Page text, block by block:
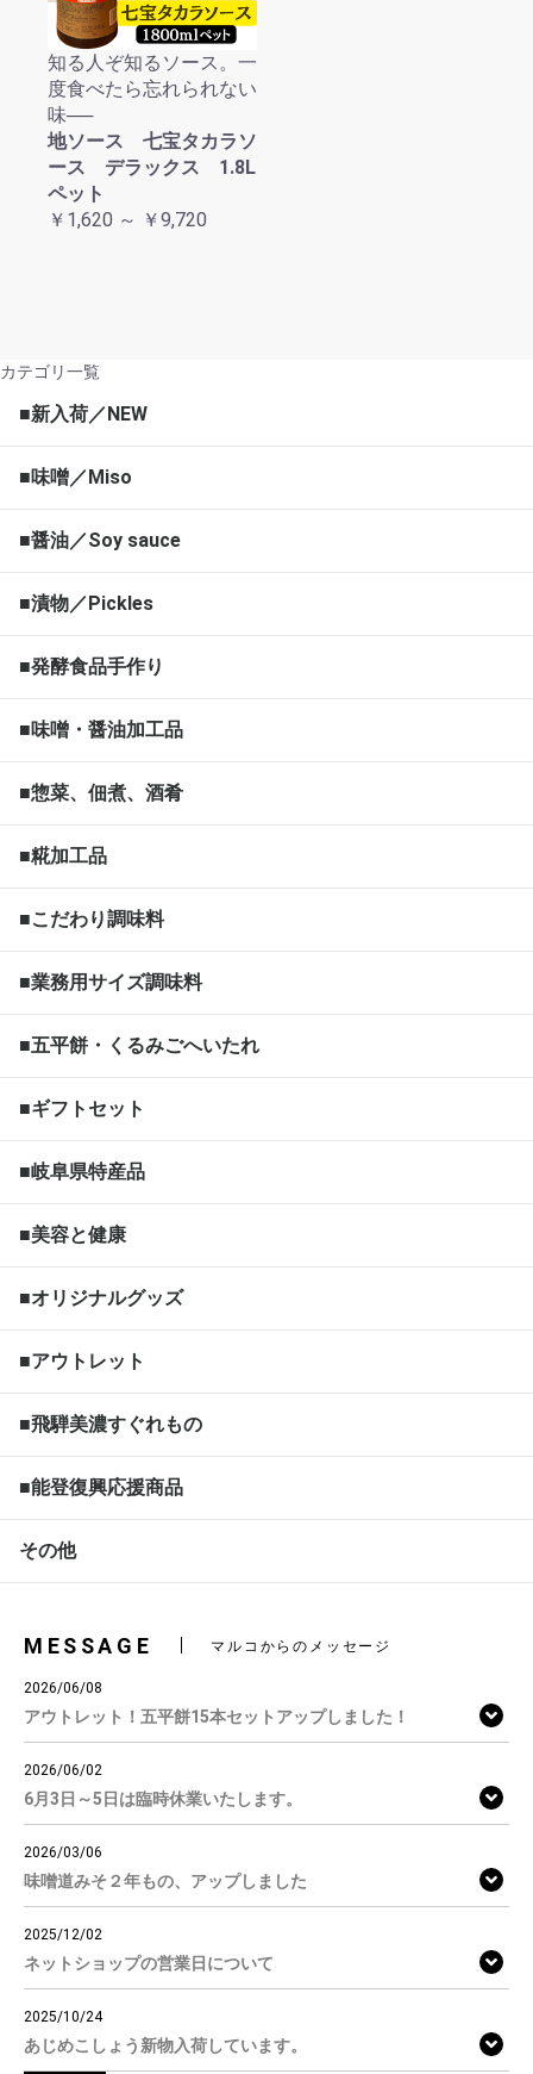
知る人ぞ知るソース。一
度食べたら忘れられない
味──
地ソース 七宝タカラソ
ース デラックス 1.8L
ペット
￥1,620 ～ ￥9,720
カテゴリ一覧
■新入荷／NEW
■味噌／Miso
■醤油／Soy sauce
■漬物／Pickles
■発酵食品手作り
■味噌・醤油加工品
■惣菜、佃煮、酒肴
■糀加工品
■こだわり調味料
■業務用サイズ調味料
■五平餅・くるみごへいたれ
■ギフトセット
■岐阜県特産品
■美容と健康
■オリジナルグッズ
■アウトレット
■飛騨美濃すぐれもの
■能登復興応援商品
その他
MESSAGE マルコからのメッセージ
2026/06/08
アウトレット！五平餅15本セットアップしました！
2026/06/02
6月3日～5日は臨時休業いたします。
2026/03/06
味噌道みそ２年もの、アップしました
2025/12/02
ネットショップの営業日について
2025/10/24
あじめこしょう新物入荷しています。